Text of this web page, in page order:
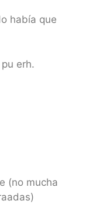
había que
erh.
(no mucha